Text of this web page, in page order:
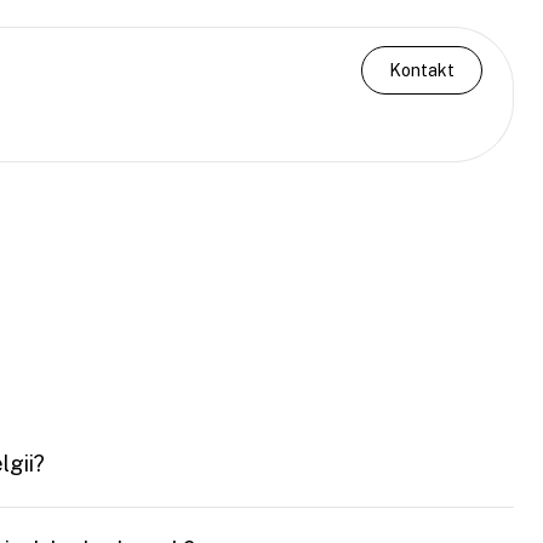
Kontakt
działalności gospodarczej i spółek SRL, w tym